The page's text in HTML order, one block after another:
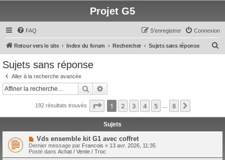
Projet G5
FAQ Connexion
S’enregistrer
Retour vers le site Index du forum Rechercher Sujets sans réponse
c
Sujets sans réponse
Aller à la recherche avancée
Rechercher
192 résultats trouvés Page 1sur8
1 2 3 4 5 8
Sujets
N
o
u
v
Vds ensemble kit G1 avec coffret
Dernier message par Francois « 13 avr. 2026, 11:35
Posté dans Achat / Vente / Troc